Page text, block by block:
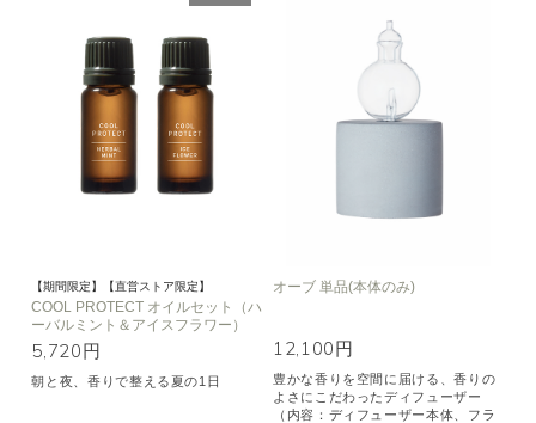
【期間限定】【直営ストア限定】
COOL PROTECT オイルセット（ハ
ーバルミント＆アイスフラワー）
5,720円
朝と夜、香りで整える夏の1日
オーブ 単品(本体のみ)
12,100円
豊かな香りを空間に届ける、香りの
よさにこだわったディフューザー
（内容：ディフューザー本体、フラ